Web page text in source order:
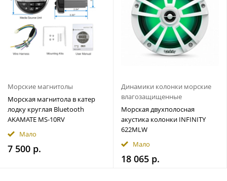
Морские магнитолы
Морская магнитола в катер
лодку круглая Bluetooth
AKAMATE MS-10RV
Мало
7 500 р.
Динамики колонки морские
влагозащищенные
Морская двухполосная
акустика колонки INFINITY
622MLW
Мало
18 065 р.